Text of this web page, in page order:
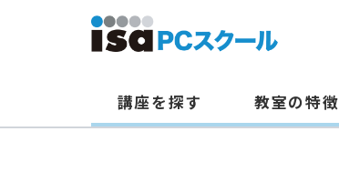
講座を探す 教室の特徴